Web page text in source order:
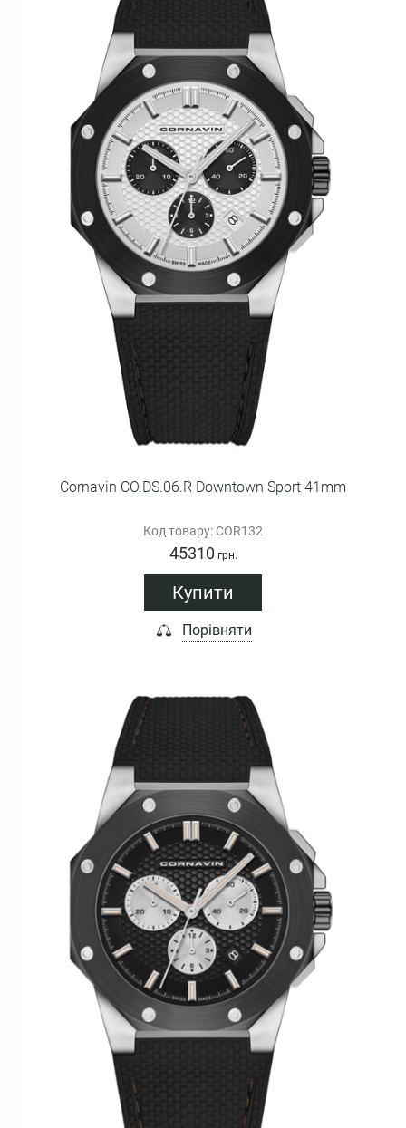
Cornavin CO.DS.06.R Downtown Sport 41mm
Код товару: COR132
45310 грн.
Купити
Порівняти